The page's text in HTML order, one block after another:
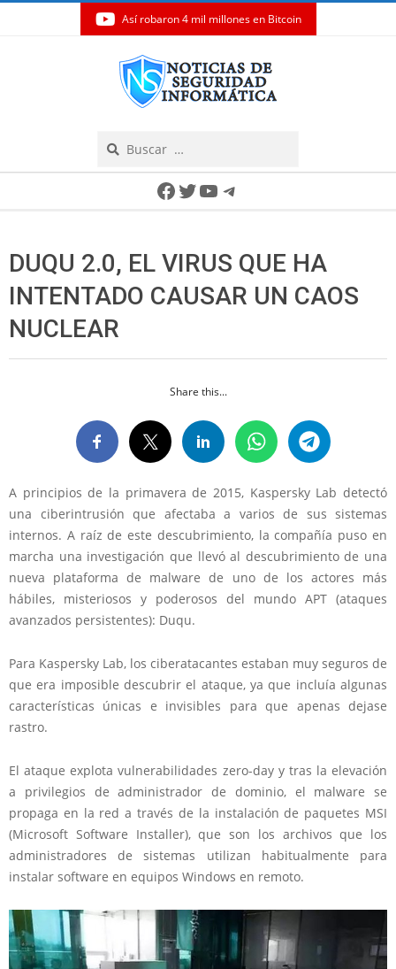
Así robaron 4 mil millones en Bitcoin
Facebook
Twitter
YouTube
Telegram
DUQU 2.0, EL VIRUS QUE HA
INTENTADO CAUSAR UN CAOS
NUCLEAR
Share this...
A principios de la primavera de 2015, Kaspersky Lab detectó
una ciberintrusión que afectaba a varios de sus sistemas
internos. A raíz de este descubrimiento, la compañía puso en
marcha una investigación que llevó al descubrimiento de una
nueva plataforma de malware de uno de los actores más
hábiles, misteriosos y poderosos del mundo APT (ataques
avanzados persistentes): Duqu.
Para Kaspersky Lab, los ciberatacantes estaban muy seguros de
que era imposible descubrir el ataque, ya que incluía algunas
características únicas e invisibles para que apenas dejase
rastro.
El ataque explota vulnerabilidades zero-dayy tras la elevación
a privilegios de administrador de dominio, el malware se
propaga en la red a través de la instalación de paquetes MSI
(Microsoft Software Installer), que son los archivos que los
administradores de sistemas utilizan habitualmente para
instalar software en equipos Windows en remoto.